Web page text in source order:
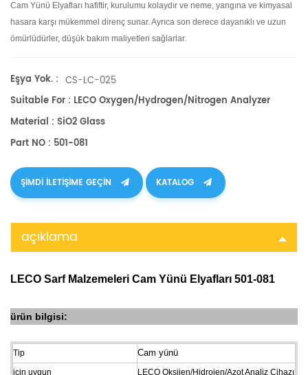
Cam Yünü Elyafları hafiftir, kurulumu kolaydır ve neme, yangına ve kimyasal
hasara karşı mükemmel direnç sunar. Ayrıca son derece dayanıklı ve uzun
ömürlüdürler, düşük bakım maliyetleri sağlarlar.
Eşya Yok. : CS-LC-025
Suitable For : LECO Oxygen/Hydrogen/Nitrogen Analyzer
Material : SiO2 Glass
Part NO : 501-081
ŞIMDI ILETIŞIME GEÇIN KATALOG
açıklama
LECO Sarf Malzemeleri Cam Yünü Elyafları 501-081
ürün bilgisi:
Tip Cam yünü
için uygun
LECO Oksijen/Hidrojen/Azot Analiz Cihazı